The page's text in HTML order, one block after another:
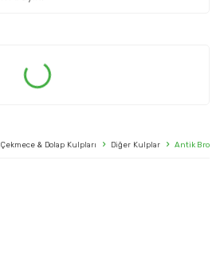
Çekmece & Dolap Kulpları Diğer Kulplar Antik